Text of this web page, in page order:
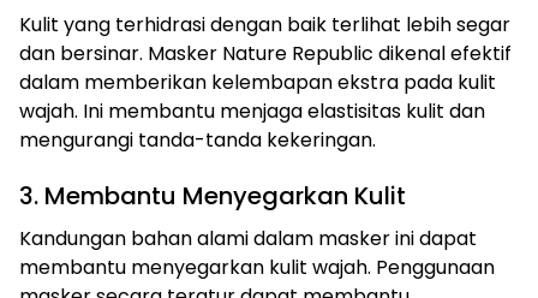
Kulit yang terhidrasi dengan baik terlihat lebih segar
dan bersinar. Masker Nature Republic dikenal efektif
dalam memberikan kelembapan ekstra pada kulit
wajah. Ini membantu menjaga elastisitas kulit dan
mengurangi tanda-tanda kekeringan.
3. Membantu Menyegarkan Kulit
Kandungan bahan alami dalam masker ini dapat
membantu menyegarkan kulit wajah. Penggunaan